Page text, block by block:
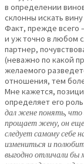
в определении
склонны искать
Факт, прежде всего
и уж точно в любом
партнер,
(неважно по какой
желаемого
отношения, тем
Мне кажется,
определяет его
дал жене понять, что
прощает жену, он еще
следует самому себе
измениться и
выгодно отличали